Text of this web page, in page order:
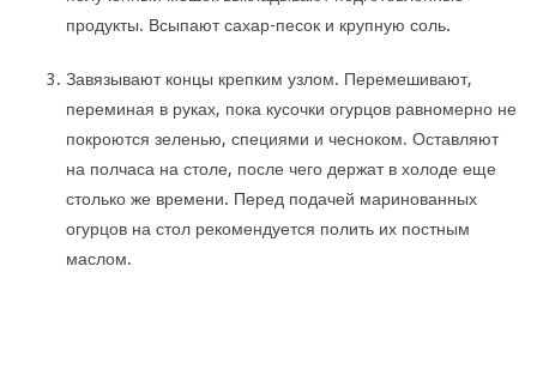
продукты. Всыпают сахар-песок и крупную соль.
Завязывают концы крепким узлом. Перемешивают,
переминая в руках, пока кусочки огурцов равномерно не
покроются зеленью, специями и чесноком. Оставляют
на полчаса на столе, после чего держат в холоде еще
столько же времени. Перед подачей маринованных
огурцов на стол рекомендуется полить их постным
маслом.